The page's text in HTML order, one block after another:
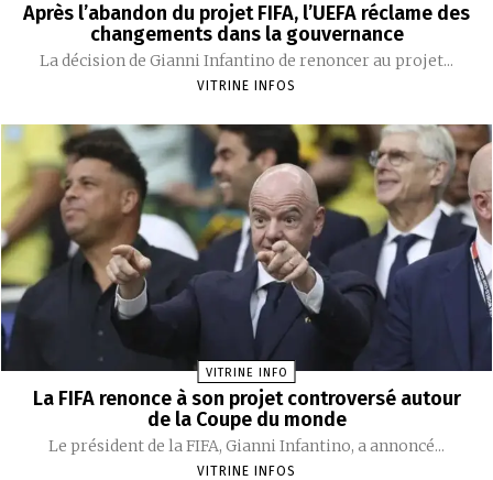
Après l’abandon du projet FIFA, l’UEFA réclame des
changements dans la gouvernance
La décision de Gianni Infantino de renoncer au projet...
VITRINE INFOS
VITRINE INFO
La FIFA renonce à son projet controversé autour
de la Coupe du monde
Le président de la FIFA, Gianni Infantino, a annoncé...
VITRINE INFOS